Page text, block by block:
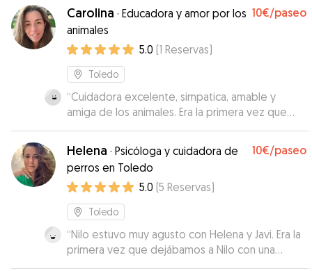
Carolina · Educadora y amor por los
animales
10€/paseo
5.0 (1 Reservas)
Toledo
“Cuidadora excelente, simpatica, amable y
amiga de los animales. Era la primera vez que
dejaba a mis perritas fuera de casa y ha sido una
tranquilidad encontrar una cuidadora así. ”
Helena · Psicóloga y cuidadora de
perros en Toledo
10€/paseo
5.0 (5 Reservas)
Toledo
“Nilo estuvo muy agusto con Helena y Javi. Era la
primera vez que dejábamos a Nilo con una
cuidadora. Si alguna vez volvemos a Toledo la